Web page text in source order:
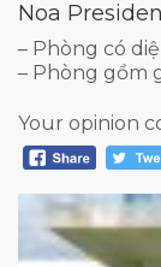
Noa
– Phòng có
– Phòng gồm
Your opinion